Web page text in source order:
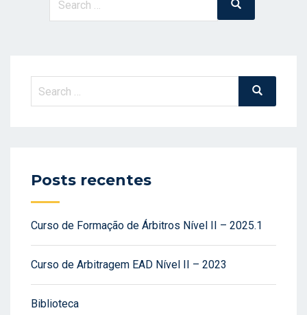
Search
Search
Search
Posts recentes
Curso de Formação de Árbitros Nível II – 2025.1
Curso de Arbitragem EAD Nível II – 2023
Biblioteca